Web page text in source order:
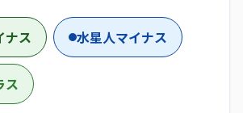
ナス 水星人マイナス
ス